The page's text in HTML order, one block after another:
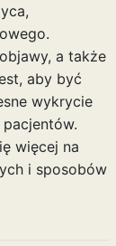
a także
aby być
wykrycie
więcej na
i sposobów